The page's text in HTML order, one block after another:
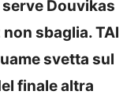
Douvikas
sbaglia. TAl
svetta sul
finale altra